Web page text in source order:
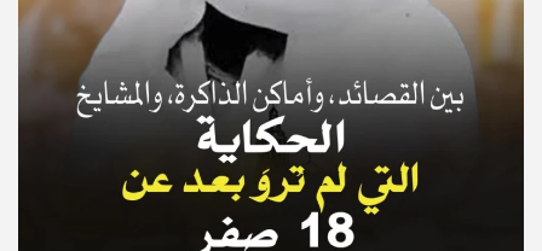
© Copyright 2025, APS